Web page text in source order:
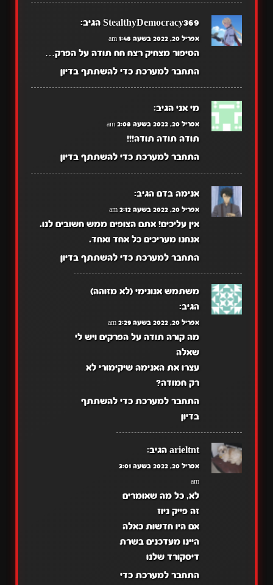
StealthyDemocracy369 הגיב:
אפריל 20, 2022 בשעה 1:48 am
הסיפור מצחיק רצח חח תודה על הפרק…
התחבר למערכת כדי להשתתף בדיון
מי אני הגיב:
אפריל 20, 2022 בשעה 2:08 am
תודה תודה תודה!!!
התחבר למערכת כדי להשתתף בדיון
אנימה בדם הגיב:
אפריל 20, 2022 בשעה 2:12 am
אין עליכים! אתם הצופים ממש חשובים לנו.
אנחנו מעריכים כל אחד ואחד.
התחבר למערכת כדי להשתתף בדיון
משתמש אנונימי (לא מזוהה)
הגיב:
אפריל 20, 2022 בשעה 2:29 am
מה קורה תודה על הפרקים ויש לי
שאלה
עצרו את האנימה שיקימורי לא
רק חמודה?
התחבר למערכת כדי להשתתף
בדיון
arieltnt הגיב:
אפריל 20, 2022 בשעה 3:01
am
לא, כל מה שאומרים
זה פייק ניוז
אם היו חדשות כאלה
היינו מעדכנים בשרת
דיסקורד שלנו
התחבר למערכת כדי